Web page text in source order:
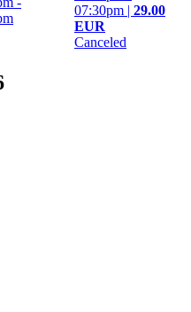
07:30pm | 29.00
EUR
Canceled